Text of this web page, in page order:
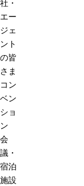
社・
エー
ジェ
ント
の皆
さま
コン
ベン
ショ
ン
会
議・
宿泊
施設